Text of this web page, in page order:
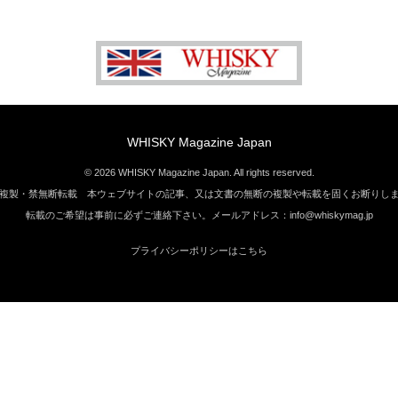
WHISKY Magazine Japan
© 2026 WHISKY Magazine Japan. All rights reserved.
製・禁無断転載 本ウェブサイトの記事、又は文書の無断の複製や転載を固くお断りし
転載のご希望は事前に必ずご連絡下さい。メールアドレス：info@whiskymag.jp
プライバシーポリシーはこちら